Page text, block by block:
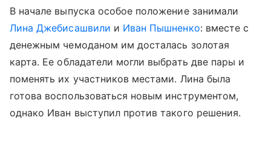
В начале выпуска особое положение занимали
Лина Джебисашвили и Иван Пышненко: вместе с
денежным чемоданом им досталась золотая
карта. Ее обладатели могли выбрать две пары и
поменять их участников местами. Лина была
готова воспользоваться новым инструментом,
однако Иван выступил против такого решения.